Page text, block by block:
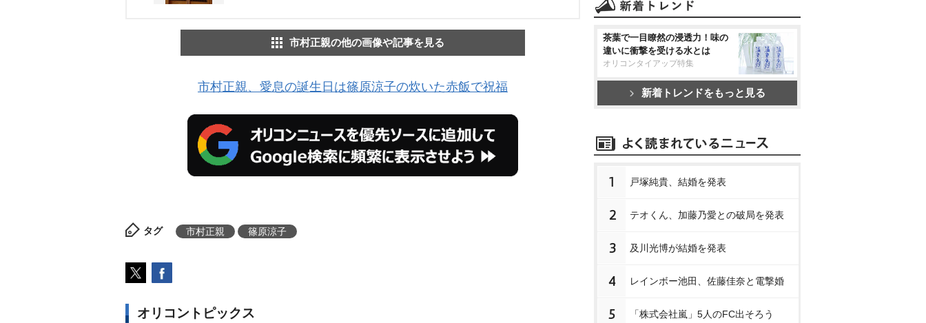
市村正親の他の画像や記事を見る
市村正親、愛息の誕生日は篠原涼子の炊いた赤飯で祝福
タグ 市村正親 篠原涼子
オリコントピックス
茶葉で一目瞭然の浸透力！味の
違いに衝撃を受ける水とは
オリコンタイアップ特集
新着トレンドをもっと見る
1 戸塚純貴、結婚を発表
2 テオくん、加藤乃愛との破局を発表
3 及川光博が結婚を発表
4 レインボー池田、佐藤佳奈と電撃婚
5 「株式会社嵐」5人のFC出そろう